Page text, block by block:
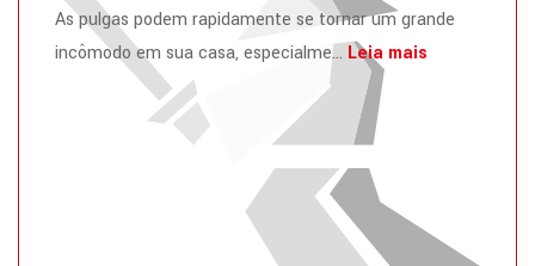
As pulgas podem rapidamente se tornar um grande
incômodo em sua casa, especialme... Leia mais